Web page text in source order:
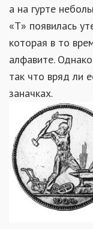
а на гурте
«Т» появилась
которая в то
алфавите.
так что вряд ли
заначках.